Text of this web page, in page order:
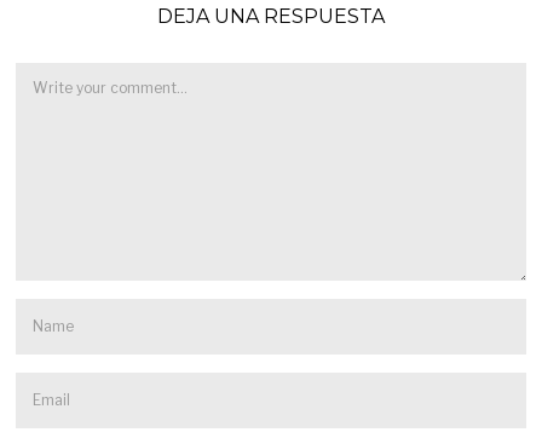
DEJA UNA RESPUESTA